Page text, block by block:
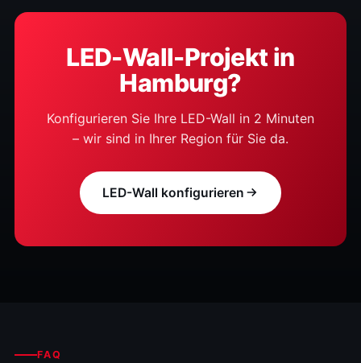
LED-Wall-Projekt in
Hamburg?
Konfigurieren Sie Ihre LED-Wall in 2 Minuten
– wir sind in Ihrer Region für Sie da.
LED-Wall konfigurieren
FAQ